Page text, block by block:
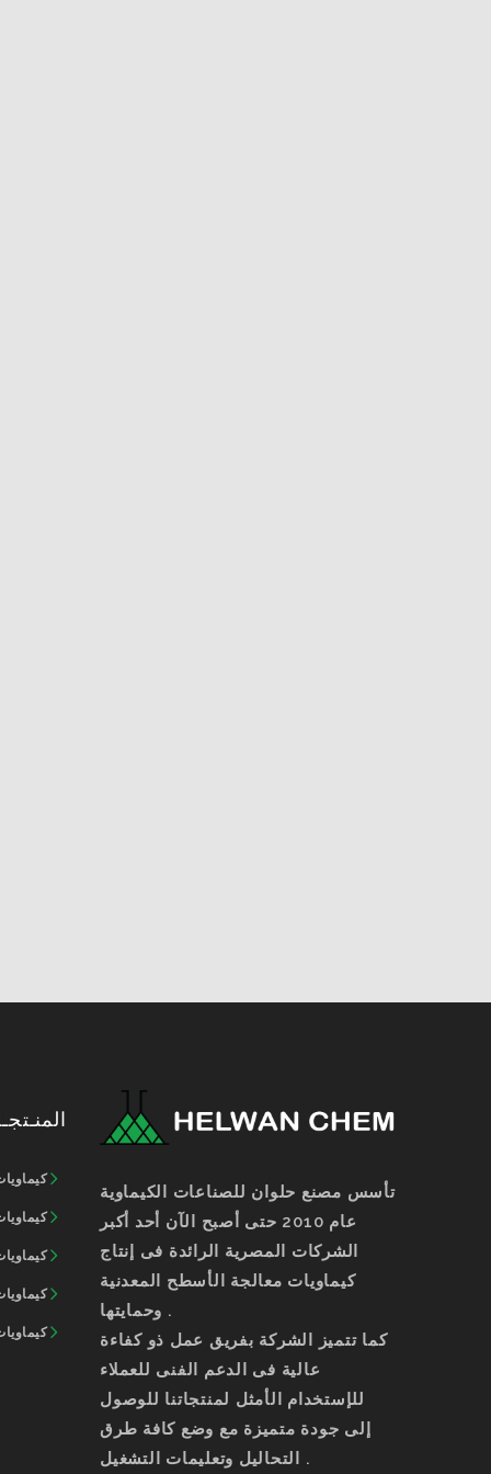
تأسس مصنع حلوان للصناعات الكيماوية
عام 2010 حتى أصبح الآن أحد أكبر
الشركات المصرية الرائدة فى إنتاج
كيماويات معالجة الأسطح المعدنية
وحمايتها .
كما تتميز الشركة بفريق عمل ذو كفاءة
عالية فى الدعم الفنى للعملاء
للإستخدام الأمثل لمنتجاتنا للوصول
إلى جودة متميزة مع وضع كافة طرق
التحاليل وتعليمات التشغيل .